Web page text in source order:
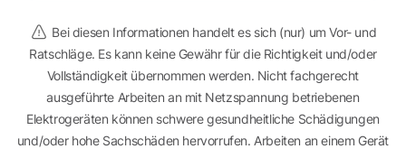
Bei diesen Informationen handelt es sich (nur) um Vor- und
Ratschläge. Es kann keine Gewähr für die Richtigkeit und/oder
Vollständigkeit übernommen werden. Nicht fachgerecht
ausgeführte Arbeiten an mit Netzspannung betriebenen
Elektrogeräten können schwere gesundheitliche Schädigungen
und/oder hohe Sachschäden hervorrufen. Arbeiten an einem Gerät